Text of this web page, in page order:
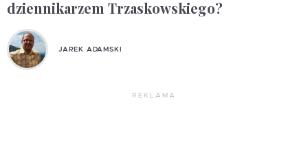
dziennikarzem Trzaskowskiego?
JAREK ADAMSKI
REKLAMA